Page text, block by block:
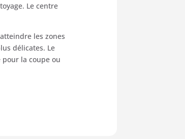
Le centre
les zones
délicates. Le
la coupe ou